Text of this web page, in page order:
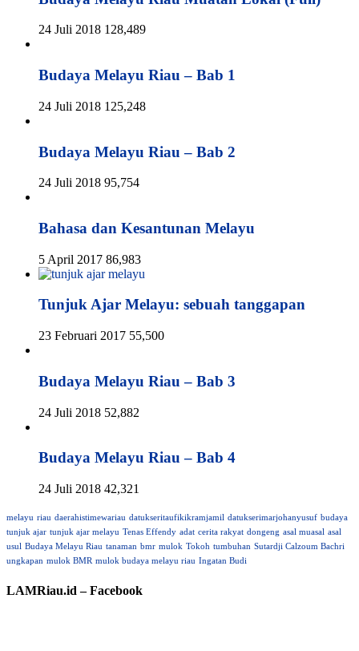
24 Juli 2018 128,489
Budaya Melayu Riau – Bab 1
24 Juli 2018 125,248
Budaya Melayu Riau – Bab 2
24 Juli 2018 95,754
Bahasa dan Kesantunan Melayu
5 April 2017 86,983
Tunjuk Ajar Melayu: sebuah tanggapan
23 Februari 2017 55,500
Budaya Melayu Riau – Bab 3
24 Juli 2018 52,882
Budaya Melayu Riau – Bab 4
24 Juli 2018 42,321
melayu riau daerahistimewariau datukseritaufikikramjamil datukserimarjohanyusuf budaya
tunjuk ajar tunjuk ajar melayu Tenas Effendy adat cerita rakyat dongeng asal muasal asal
usul Budaya Melayu Riau tanaman bmr mulok Tokoh tumbuhan Sutardji Calzoum Bachri
ungkapan mulok BMR mulok budaya melayu riau Ingatan Budi
LAMRiau.id – Facebook